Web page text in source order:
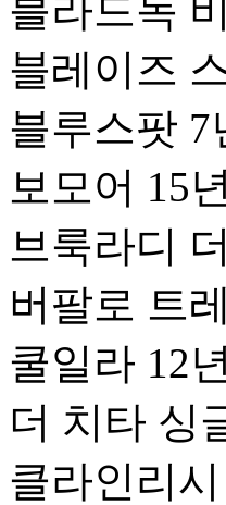
블라드녹
블레이즈
블루스팟 7
보모어 15년
브룩라디
버팔로 트
쿨일라 12년
더 치타 싱
클라인리시